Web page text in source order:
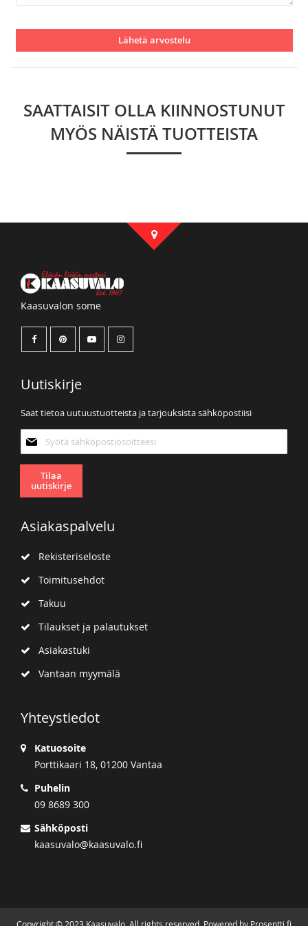
Lähetä arvostelu
SAATTAISIT OLLA KIINNOSTUNUT
MYÖS NÄISTÄ TUOTTEISTA
Kaasuvalon some
Uutiskirje
Saat tietoa uutuustuotteista ja tarjouksista sähköpostiisi
uutiskirjeemme:
Tilaa
uutiskirje
Asiakaspalvelu
Rekisteriseloste
Toimitusehdot
Takuu
Tilaukset ja palautukset
Asiakastuki
Vantaan myymälä
Yhteystiedot
Katuosoite
Porttikaari 18, 01200 Vantaa
Puhelin
09 8689 300
Sähköposti
kaasuvalo@kaasuvalo.fi
Copyright © 2023 Kaasuvalo. All rights reserved. Powered by Prosentti.fi